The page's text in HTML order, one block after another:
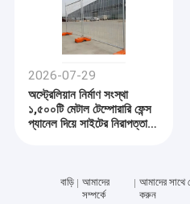
2026-07-29
অস্ট্রেলিয়ান নির্মাণ সংস্থা
১,৫০০টি মেটাল টেম্পোরারি ফেন্স
প্যানেল দিয়ে সাইটের নিরাপত্তা
বাড়ি
আমাদের
সম্পর্কে
আমাদের সাথে
করুন